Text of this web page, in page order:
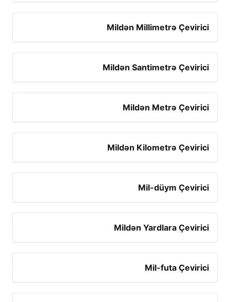
Mildən Millimetrə Çevirici
Mildən Santimetrə Çevirici
Mildən Metrə Çevirici
Mildən Kilometrə Çevirici
Mil-düym Çevirici
Mildən Yardlara Çevirici
Mil-futa Çevirici